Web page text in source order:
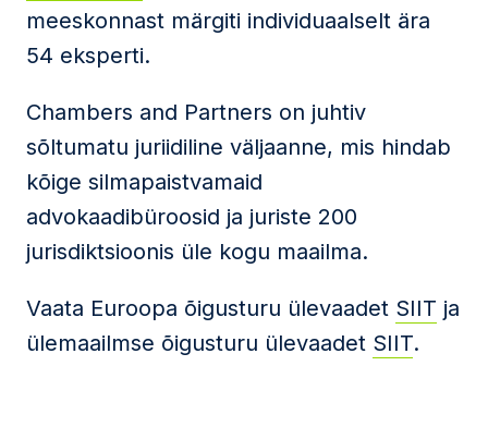
meeskonnast märgiti individuaalselt ära
54 eksperti.
Chambers and Partners on juhtiv
sõltumatu juriidiline väljaanne, mis hindab
kõige silmapaistvamaid
advokaadibüroosid ja juriste 200
jurisdiktsioonis üle kogu maailma.
Vaata Euroopa õigusturu ülevaadet SIIT ja
ülemaailmse õigusturu ülevaadet SIIT.